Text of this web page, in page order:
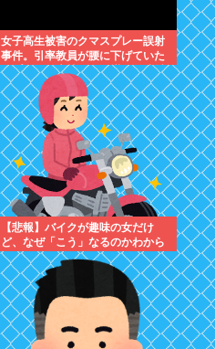
女子高生被害のクマスプレー誤射
事件。引率教員が腰に下げていた
スプレーが木枝に引っ掛かり噴射
された事が判明
【悲報】バイクが趣味の女だけ
ど、なぜ「こう」なるのかわから
ないwww